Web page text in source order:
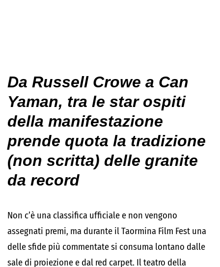
Da Russell Crowe a Can
Yaman, tra le star ospiti
della manifestazione
prende quota la tradizione
(non scritta) delle granite
da record
Non c’è una classifica ufficiale e non vengono
assegnati premi, ma durante il Taormina Film Fest una
delle sfide più commentate si consuma lontano dalle
sale di proiezione e dal red carpet. Il teatro della